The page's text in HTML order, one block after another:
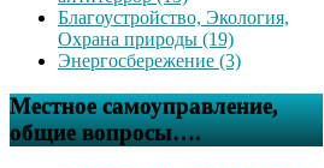
Благоустройство, Экология,
Охрана природы (19)
Энергосбережение (3)
Местное самоуправление,
общие вопросы….